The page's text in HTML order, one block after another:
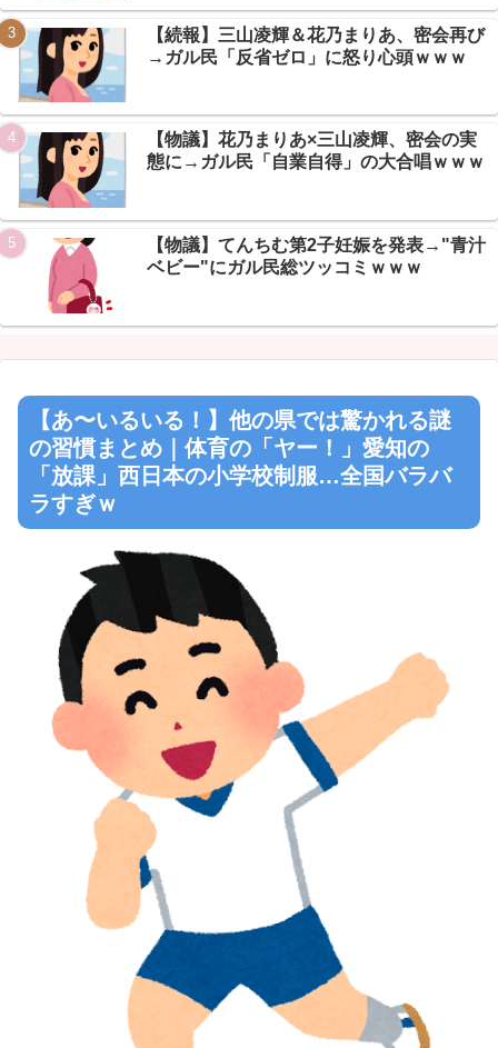
【熊本地震まとめ】イオンモール爆発の原因はLPGガス漏れ濃厚
→経産省が全国施設に緊急点検要請 NEW!
Powered by livedoor 相互RSS
【続報】三山凌輝＆花乃まりあ、密会再び
→ガル民「反省ゼロ」に怒り心頭ｗｗｗ
【物議】花乃まりあ×三山凌輝、密会の実
態に→ガル民「自業自得」の大合唱ｗｗｗ
【物議】てんちむ第2子妊娠を発表→"青汁
ベビー"にガル民総ツッコミｗｗｗ
【あ〜いるいる！】他の県では驚かれる謎
の習慣まとめ｜体育の「ヤー！」愛知の
「放課」西日本の小学校制服…全国バラバ
ラすぎｗ